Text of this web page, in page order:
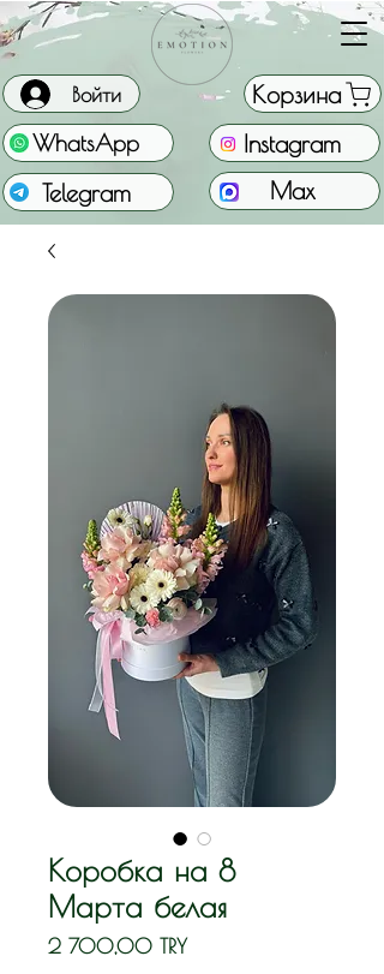
WhatsApp
Корзина
Войти
Telegram Max
Instagram
Коробка на 8
Марта белая
2 700,00 TRYЦена